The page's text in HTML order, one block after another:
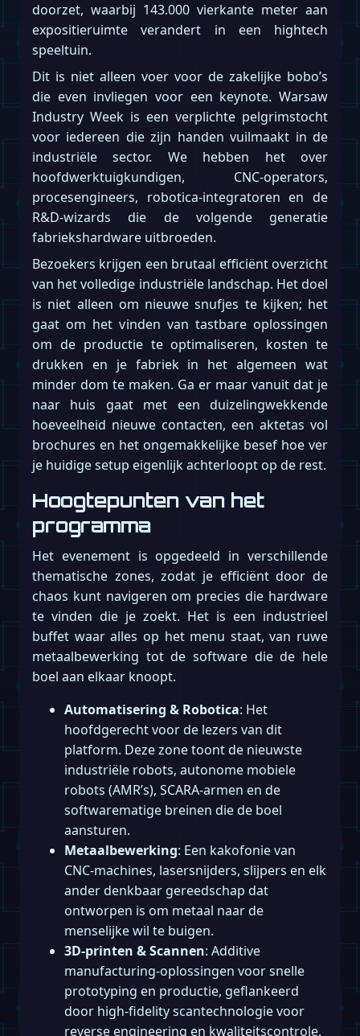
doorzet, waarbij 143.000 vierkante meter aan
expositieruimte verandert in een hightech
speeltuin.
Dit is niet alleen voer voor de zakelijke bobo’s
die even invliegen voor een keynote. Warsaw
Industry Week is een verplichte pelgrimstocht
voor iedereen die zijn handen vuilmaakt in de
industriële sector. We hebben het over
hoofdwerktuigkundigen, CNC-operators,
procesengineers, robotica-integratoren en de
R&D-wizards die de volgende generatie
fabriekshardware uitbroeden.
Bezoekers krijgen een brutaal efficiënt overzicht
van het volledige industriële landschap. Het doel
is niet alleen om nieuwe snufjes te kijken; het
gaat om het vinden van tastbare oplossingen
om de productie te optimaliseren, kosten te
drukken en je fabriek in het algemeen wat
minder dom te maken. Ga er maar vanuit dat je
naar huis gaat met een duizelingwekkende
hoeveelheid nieuwe contacten, een aktetas vol
brochures en het ongemakkelijke besef hoe ver
je huidige setup eigenlijk achterloopt op de rest.
Hoogtepunten van het
programma
Het evenement is opgedeeld in verschillende
thematische zones, zodat je efficiënt door de
chaos kunt navigeren om precies die hardware
te vinden die je zoekt. Het is een industrieel
buffet waar alles op het menu staat, van ruwe
metaalbewerking tot de software die de hele
boel aan elkaar knoopt.
Automatisering & Robotica: Het
hoofdgerecht voor de lezers van dit
platform. Deze zone toont de nieuwste
industriële robots, autonome mobiele
robots (AMR’s), SCARA-armen en de
softwarematige breinen die de boel
aansturen.
Metaalbewerking: Een kakofonie van
CNC-machines, lasersnijders, slijpers en elk
ander denkbaar gereedschap dat
ontworpen is om metaal naar de
menselijke wil te buigen.
3D-printen & Scannen: Additive
manufacturing-oplossingen voor snelle
prototyping en productie, geflankeerd
door high-fidelity scantechnologie voor
reverse engineering en kwaliteitscontrole.